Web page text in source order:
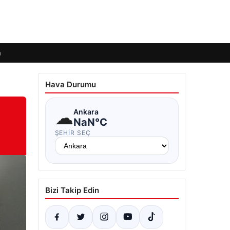
Hava Durumu
☁Ankara
NaN°C
ŞEHIR SEÇ
Bizi Takip Edin